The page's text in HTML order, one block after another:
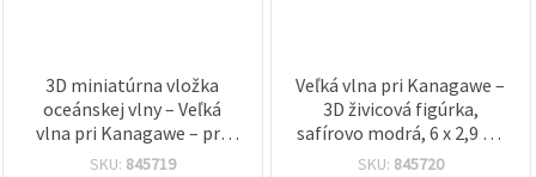
3D miniatúrna vložka
oceánskej vlny – Veľká
vlna pri Kanagawe – pre
epoxidovú/UV živicu,
SKU: 845719
Veľká vlna pri Kanagawe –
3D živicová figúrka,
safírovo modrá, 6 x 2,9 x 4
cm – mini model
SKU: 845720